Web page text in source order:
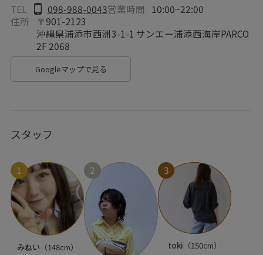
TEL 098-988-0043営業時間
10:00~22:00
住所
〒901-2123
沖縄県浦添市西洲3-1-1 サンエー浦添西海岸PARCO
2F 2068
Googleマップで見る
スタッフ
1
みねい （148cm）
2 3
toki （150cm）